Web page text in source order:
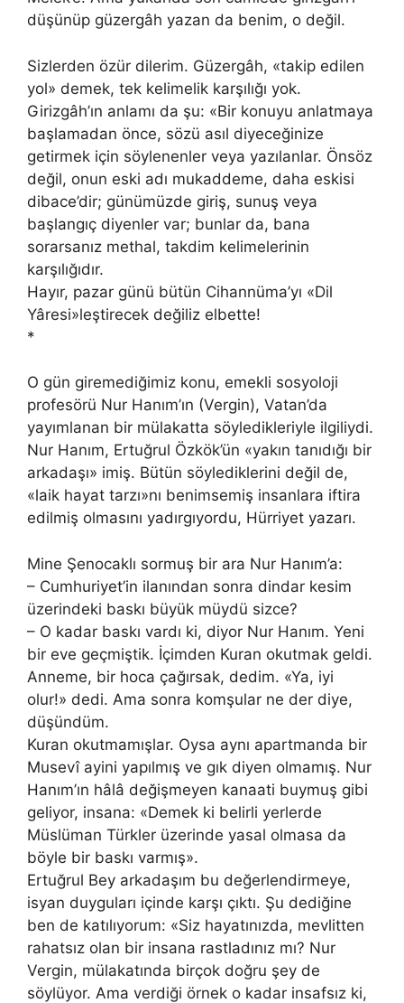
düşünüp güzergâh yazan da benim, o değil.
Sizlerden özür dilerim. Güzergâh, «takip edilen
yol» demek, tek kelimelik karşılığı yok.
Girizgâh’ın anlamı da şu: «Bir konuyu anlatmaya
başlamadan önce, sözü asıl diyeceğinize
getirmek için söylenenler veya yazılanlar. Önsöz
değil, onun eski adı mukaddeme, daha eskisi
dibace’dir; günümüzde giriş, sunuş veya
başlangıç diyenler var; bunlar da, bana
sorarsanız methal, takdim kelimelerinin
karşılığıdır.
Hayır, pazar günü bütün Cihannüma’yı «Dil
Yâresi»leştirecek değiliz elbette!
*
O gün giremediğimiz konu, emekli sosyoloji
profesörü Nur Hanım’ın (Vergin), Vatan’da
yayımlanan bir mülakatta söyledikleriyle ilgiliydi.
Nur Hanım, Ertuğrul Özkök’ün «yakın tanıdığı bir
arkadaşı» imiş. Bütün söylediklerini değil de,
«laik hayat tarzı»nı benimsemiş insanlara iftira
edilmiş olmasını yadırgıyordu, Hürriyet yazarı.
Mine Şenocaklı sormuş bir ara Nur Hanım’a:
– Cumhuriyet’in ilanından sonra dindar kesim
üzerindeki baskı büyük müydü sizce?
– O kadar baskı vardı ki, diyor Nur Hanım. Yeni
bir eve geçmiştik. İçimden Kuran okutmak geldi.
Anneme, bir hoca çağırsak, dedim. «Ya, iyi
olur!» dedi. Ama sonra komşular ne der diye,
düşündüm.
Kuran okutmamışlar. Oysa aynı apartmanda bir
Musevî ayini yapılmış ve gık diyen olmamış. Nur
Hanım’ın hâlâ değişmeyen kanaati buymuş gibi
geliyor, insana: «Demek ki belirli yerlerde
Müslüman Türkler üzerinde yasal olmasa da
böyle bir baskı varmış».
Ertuğrul Bey arkadaşım bu değerlendirmeye,
isyan duyguları içinde karşı çıktı. Şu dediğine
ben de katılıyorum: «Siz hayatınızda, mevlitten
rahatsız olan bir insana rastladınız mı? Nur
Vergin, mülakatında birçok doğru şey de
söylüyor. Ama verdiği örnek o kadar insafsız ki,